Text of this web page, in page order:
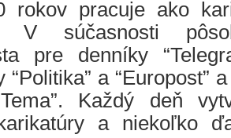
rokov pracuje ako
V súčasnosti
pre denníky
“Politika” a “Europost”
Každý deň
a niekoľko